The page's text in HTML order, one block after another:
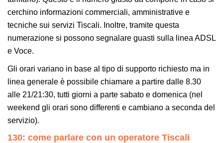
cerchino informazioni commerciali, amministrative e
tecniche sui servizi Tiscali. Inoltre, tramite questa
numerazione si possono segnalare guasti sulla linea ADSL
e Voce.
Gli orari variano in base al tipo di supporto richiesto ma in
linea generale è possibile chiamare a partire dalle 8.30
alle 21/21:30, tutti giorni a parte sabato e domenica (nel
weekend gli orari sono differenti e cambiano a seconda del
servizio).
130: come parlare con un operatore Tiscali